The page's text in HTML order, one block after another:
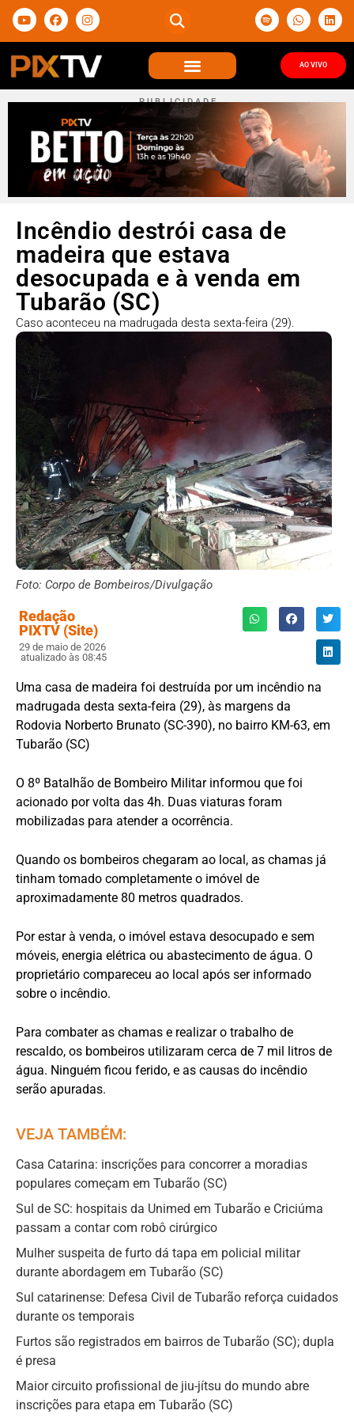
AO VIVO
P U B L I C I D A D E
Incêndio destrói casa de
madeira que estava
desocupada e à venda em
Tubarão (SC)
Caso aconteceu na madrugada desta sexta-feira (29).
Foto: Corpo de Bombeiros/Divulgação
Redação
PIXTV (Site)
29 de maio de 2026
atualizado às 08:45
Uma casa de madeira foi destruída por um incêndio na
madrugada desta sexta-feira (29), às margens da
Rodovia Norberto Brunato (SC-390), no bairro KM-63, em
Tubarão (SC)
O 8º Batalhão de Bombeiro Militar informou que foi
acionado por volta das 4h. Duas viaturas foram
mobilizadas para atender a ocorrência.
Quando os bombeiros chegaram ao local, as chamas já
tinham tomado completamente o imóvel de
aproximadamente 80 metros quadrados.
Por estar à venda, o imóvel estava desocupado e sem
móveis, energia elétrica ou abastecimento de água. O
proprietário compareceu ao local após ser informado
sobre o incêndio.
Para combater as chamas e realizar o trabalho de
rescaldo, os bombeiros utilizaram cerca de 7 mil litros de
água. Ninguém ficou ferido, e as causas do incêndio
serão apuradas.
VEJA TAMBÉM:
Casa Catarina: inscrições para concorrer a moradias
populares começam em Tubarão (SC)
Sul de SC: hospitais da Unimed em Tubarão e Criciúma
passam a contar com robô cirúrgico
Mulher suspeita de furto dá tapa em policial militar
durante abordagem em Tubarão (SC)
Sul catarinense: Defesa Civil de Tubarão reforça cuidados
durante os temporais
Furtos são registrados em bairros de Tubarão (SC); dupla
é presa
Maior circuito profissional de jiu-jítsu do mundo abre
inscrições para etapa em Tubarão (SC)